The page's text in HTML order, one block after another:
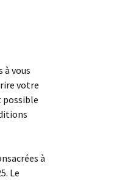
à vous
votre
possible
à
Le